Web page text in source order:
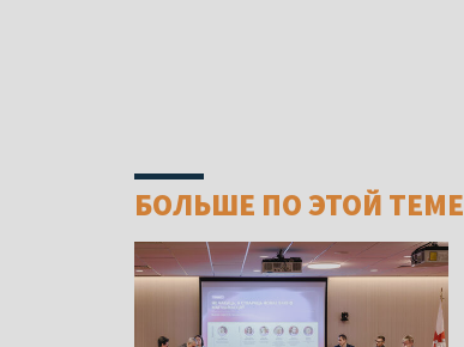
БОЛЬШЕ ПО ЭТОЙ ТЕМЕ